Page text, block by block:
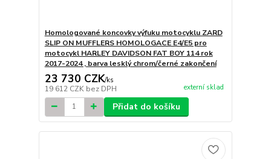
Homologované koncovky výfuku motocyklu ZARD
SLIP ON MUFFLERS HOMOLOGACE E4/E5 pro
motocykl HARLEY DAVIDSON FAT BOY 114 rok
2017-2024 , barva lesklý chrom/černé zakončení
23 730 CZK/ks
19 612 CZK bez DPH externí sklad
Přidat do košíku